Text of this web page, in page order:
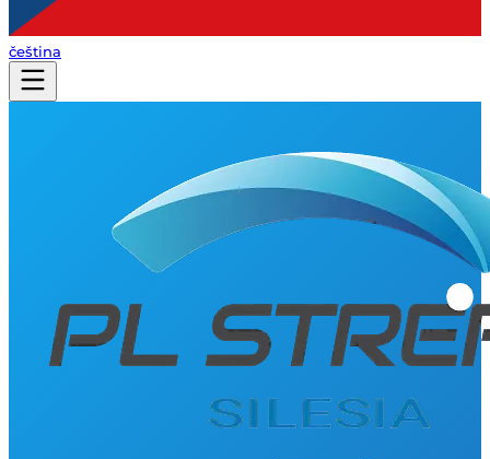
čeština